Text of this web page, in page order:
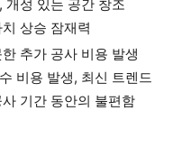
개성 있는 공간 창조
상승 잠재력
추가 공사 비용 발생
비용 발생, 최신 트렌드
기간 동안의 불편함